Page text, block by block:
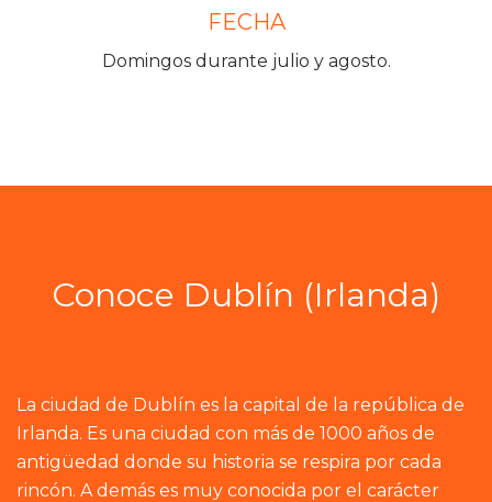
FECHA
Domingos durante julio y agosto.
Conoce Dublín (Irlanda)
La ciudad de Dublín es la capital de la república de
Irlanda. Es una ciudad con más de 1000 años de
antigüedad donde su historia se respira por cada
rincón. A demás es muy conocida por el carácter